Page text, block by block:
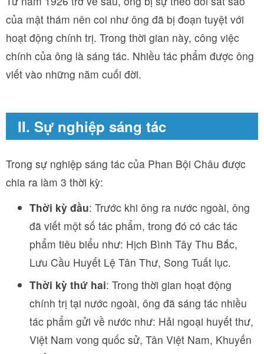
của mật thám nên coi như ông đã bị đoạn tuyệt với
hoạt động chính trị. Trong thời gian này, công việc
chính của ông là sáng tác. Nhiều tác phẩm được ông
viết vào những năm cuối đời.
II. Sự nghiệp sáng tác
Trong sự nghiệp sáng tác của Phan Bội Châu được
chia ra làm 3 thời kỳ:
Thời kỳ đầu: Trước khi ông ra nước ngoài, ông
đã viết một số tác phẩm, trong đó có các tác
phẩm tiêu biểu như: Hịch Bình Tây Thu Bắc,
Lưu Cầu Huyết Lệ Tân Thư, Song Tuất lục.
Thời kỳ thứ hai: Trong thời gian hoạt động
chính trị tại nước ngoài, ông đã sáng tác nhiều
tác phẩm gửi về nước như: Hải ngoại huyết thư,
Việt Nam vong quốc sử, Tân Việt Nam, Khuyến